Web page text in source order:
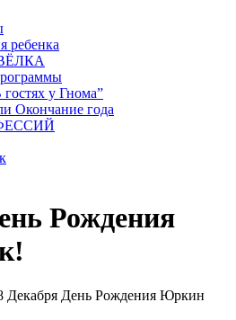
ребенка
у Гнома”
Окончание года
Рождения
Декабря День Рождения Юркин